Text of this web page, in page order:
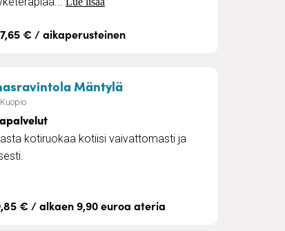
€ / aikaperusteinen
Mäntylä– Ateriapalvelut
kotiruokaa kotiisi vaivattomasti ja
€ / alkaen 9,90 euroa ateria